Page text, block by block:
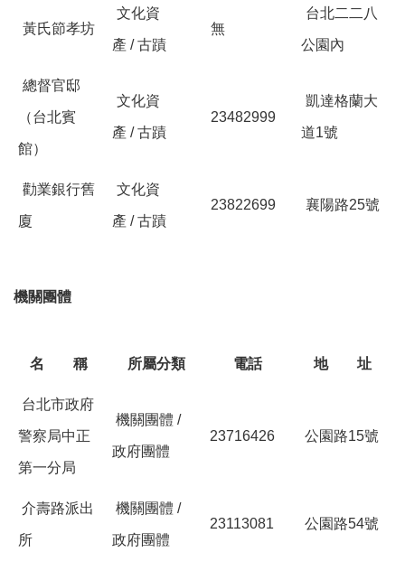
黃氏節孝坊
文化資
產 /古蹟
無
台北二二八
公園內
總督官邸
（台北賓
館）
文化資
產 /古蹟
23482999
凱達格蘭大
道1號
勸業銀行舊
廈
文化資
產 /古蹟
23822699 襄陽路25號
機關團體
名 稱 所屬分類 電話 地 址
台北市政府
警察局中正
第一分局
機關團體 /
政府團體
23716426 公園路15號
介壽路派出
所
機關團體 /
政府團體
23113081 公園路54號